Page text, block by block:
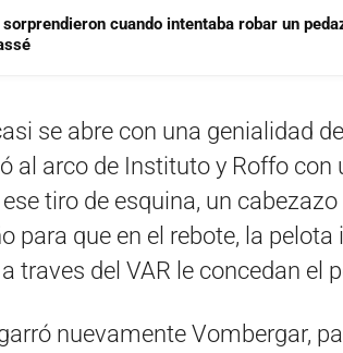
sorprendieron cuando intentaba robar un
se abre con una genialidad
al arco de Instituto y Roffo con
ese tiro de esquina, un
para que en el rebote, la
traves del VAR le concedan el
nuevamente Vombergar,